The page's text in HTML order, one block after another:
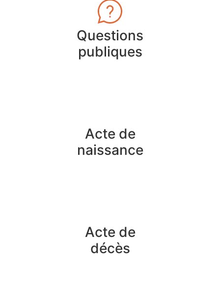
Questions
publiques
Acte de
naissance
Acte de
décès